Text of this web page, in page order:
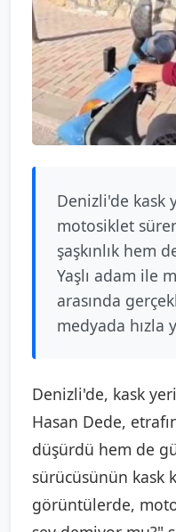
Denizli'de kask
motosiklet
şaşkınlık hem
Yaşlı adam ile
arasında
medyada hızla
Denizli'de, kask
Hasan Dede,
düşürdü hem de
sürücüsünün kask
görüntülerde,